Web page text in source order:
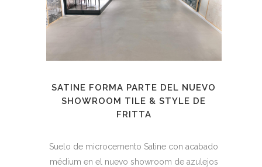
SATINE FORMA PARTE DEL NUEVO
SHOWROOM TILE & STYLE DE
FRITTA
Suelo de microcemento Satine con acabado
médium en el nuevo showroom de azulejos